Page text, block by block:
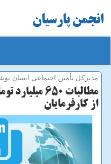
انجمن پارسیان
مدیركل تأمین اجتماعی استان
مطالبات ۶۵۰
از كارفرمایان